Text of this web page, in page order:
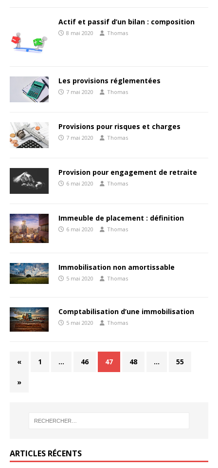
Actif et passif d’un bilan : composition
8 mai 2020 Thomas
Les provisions réglementées
7 mai 2020 Thomas
Provisions pour risques et charges
7 mai 2020 Thomas
Provision pour engagement de retraite
6 mai 2020 Thomas
Immeuble de placement : définition
6 mai 2020 Thomas
Immobilisation non amortissable
5 mai 2020 Thomas
Comptabilisation d’une immobilisation
5 mai 2020 Thomas
« 1 … 46 47 48 … 55
»
ARTICLES RÉCENTS